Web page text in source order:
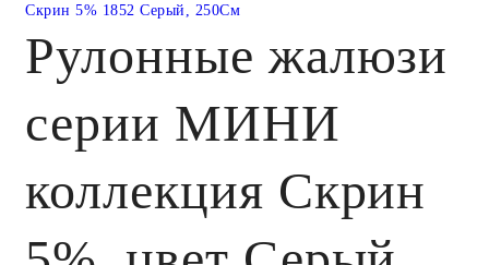
Скрин 5% 1852 Серый, 250См
Рулонные жалюзи
серии МИНИ
коллекция Скрин